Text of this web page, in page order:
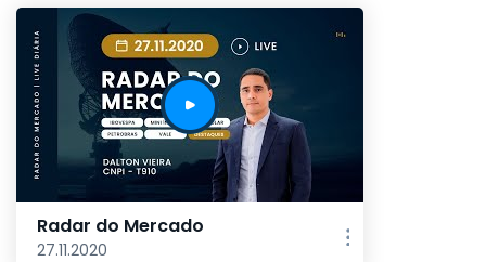
Radar do Mercado
27.11.2020